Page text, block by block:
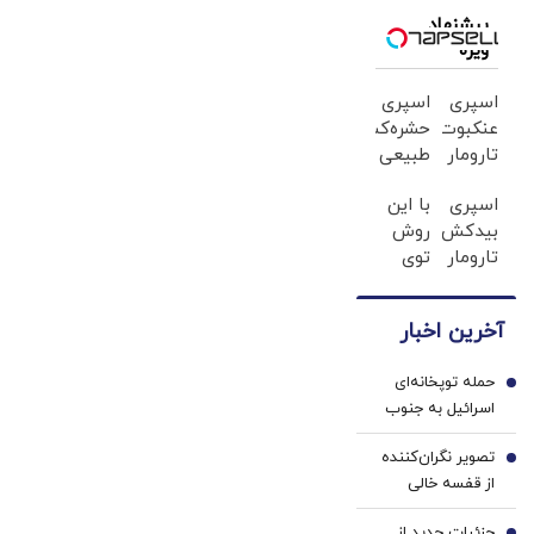
در تنگه هرمز +
فیلم
پیشنهاد
ویژه
اسپری
عنکبوت‌‌کش
تارومار
انواع
عنکبوت
اسپری
حشره‌کش
طبیعی
سازگار
با
محیط
محافظت
اسپری
بیدکش
تارومار
،
لباس
در
مقابل
بید
با این
روش
توی
زیبایی
برگردون
(40%off)
آخرین اخبار
حمله توپخانه‌ای
اسرائیل به جنوب
لبنان+ جزئیات
1
تصویر نگران‌کننده
از قفسه خالی
داروخانه‌ها؛ چرا
2